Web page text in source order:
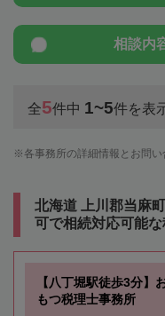
相談内
全5件中 1~5件を表
各事務所の詳細情報とお問
北海道 上川郡当麻
可で相続対応可能
【八丁堀駅徒歩3分】
もつ税理士事務所